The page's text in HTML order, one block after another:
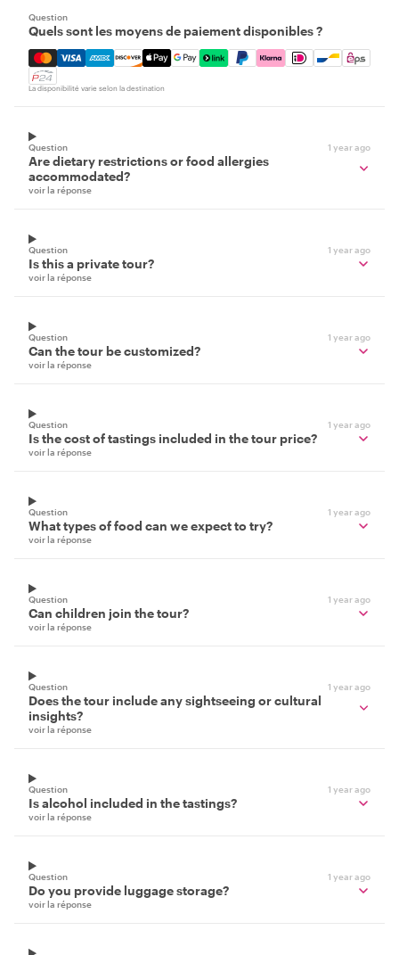
Question
Quels sont les moyens de paiement disponibles ?
Mastercard, Visa, Amex, Discover, Apple Pay, Google
La disponibilité varie selon la destination
Question 1 year ago
Are dietary restrictions or food allergies
accommodated?
voir la réponse
Question 1 year ago
Is this a private tour?
voir la réponse
Question 1 year ago
Can the tour be customized?
voir la réponse
Question 1 year ago
Is the cost of tastings included in the tour price?
voir la réponse
Question 1 year ago
What types of food can we expect to try?
voir la réponse
Question 1 year ago
Can children join the tour?
voir la réponse
Question 1 year ago
Does the tour include any sightseeing or cultural
insights?
voir la réponse
Question 1 year ago
Is alcohol included in the tastings?
voir la réponse
Question 1 year ago
Do you provide luggage storage?
voir la réponse